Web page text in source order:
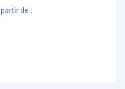
de :